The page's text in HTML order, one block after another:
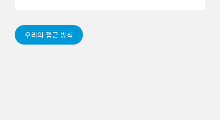
우리의 접근 방식